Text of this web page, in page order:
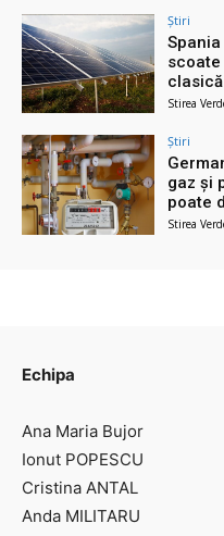
Știri
Stirea
Știri
gaz și
poate
Stirea
Echipa
Ana Maria Bujor
Ionut POPESCU
Cristina ANTAL
Anda MILITARU